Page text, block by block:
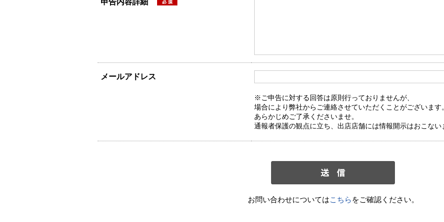
申告内容詳細
メールアドレス
※ご申告に対する回答は原則行っておりませんが、
場合により弊社からご連絡させていただくことがございます。
あらかじめご了承くださいませ。
通報者保護の観点に立ち、出店店舗には情報開示はおこない
お問い合わせについてはこちら をご確認ください。